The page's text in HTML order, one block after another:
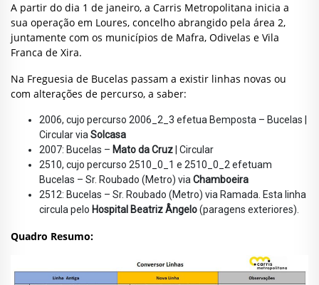
A partir do dia 1 de janeiro, a Carris Metropolitana inicia a
sua operação em Loures, concelho abrangido pela área 2,
juntamente com os municípios de Mafra, Odivelas e Vila
Franca de Xira.
Na Freguesia de Bucelas passam a existir linhas novas ou
com alterações de percurso, a saber:
2006, cujo percurso 2006_2_3 efetua Bemposta – Bucelas |
Circular viaSolcasa
2007: Bucelas – Mato da Cruz | Circular
2510, cujo percurso 2510_0_1 e 2510_0_2 efetuam
Bucelas – Sr. Roubado (Metro) viaChamboeira
2512: Bucelas – Sr. Roubado (Metro) via Ramada. Esta linha
circula pelo Hospital Beatriz Ângelo(paragens exteriores).
Quadro Resumo: